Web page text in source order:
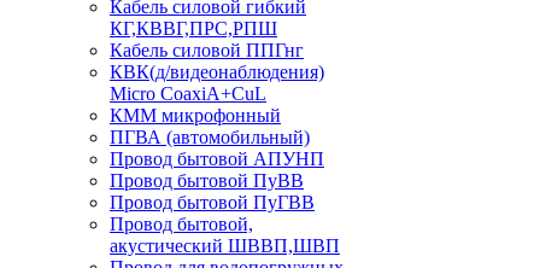
Кабель силовой гибкий
КГ,КВВГ,ПРС,РПШ
Кабель силовой ППГнг
КВК(д/видеонаблюдения)
Micro CoaxiA+CuL
КММ микрофонный
ПГВА (автомобильный)
Провод бытовой АПУНП
Провод бытовой ПуВВ
Провод бытовой ПуГВВ
Провод бытовой,
акустический ШВВП,ШВП